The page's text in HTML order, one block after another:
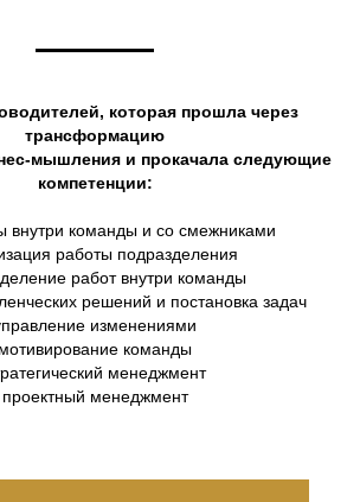
которая прошла через
трансформацию
мышления и прокачала следующие
компетенции:
внутри команды и со смежниками
работы подразделения
работ внутри команды
решений и постановка задач
изменениями
мотивирование команды
менеджмент
проектный менеджмент